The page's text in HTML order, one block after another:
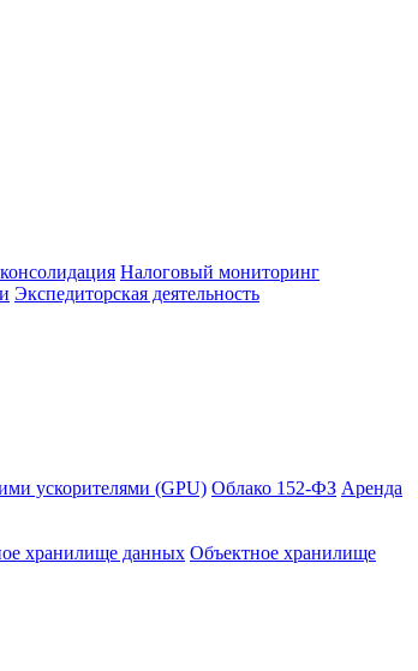
Налоговый мониторинг
Экспедиторская деятельность
ускорителями (GPU) Облако 152-ФЗ Аренда
хранилище данных Объектное хранилище